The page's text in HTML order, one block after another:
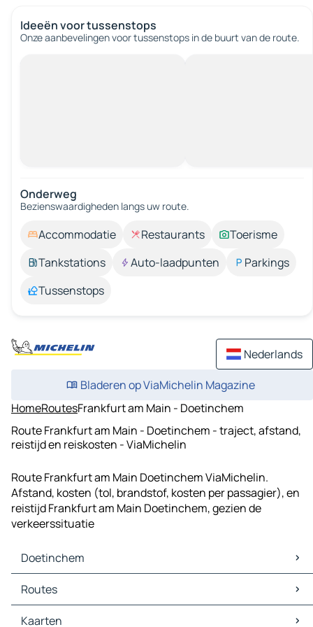
Ideeën voor tussenstops
Onze aanbevelingen voor tussenstops in de buurt van de route.
Onderweg
Bezienswaardigheden langs uw route.
Accommodatie Restaurants
Toerisme
Tankstations
Auto-laadpunten
Parkings
Tussenstops
Nederlands
Bladeren op ViaMichelin Magazine
HomeRoutesFrankfurt am Main - Doetinchem
Route Frankfurt am Main - Doetinchem - traject, afstand,
reistijd en reiskosten - ViaMichelin
Route Frankfurt am Main Doetinchem ViaMichelin.
Afstand, kosten (tol, brandstof, kosten per passagier), en
reistijd Frankfurt am Main Doetinchem, gezien de
verkeerssituatie
Doetinchem
Doetinchem Kaarten
Doetinchem Verkeer
Doetinchem Hotels
Routes
Routes Doetinchem - Arnhem
Kaarten